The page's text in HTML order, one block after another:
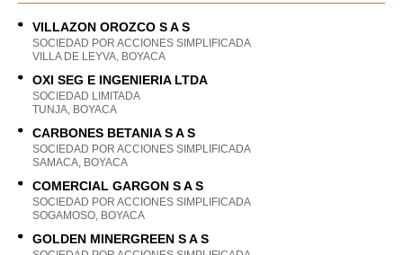
VILLAZON OROZCO S A S
SOCIEDAD POR ACCIONES SIMPLIFICADA
VILLA DE LEYVA, BOYACA
OXI SEG E INGENIERIA LTDA
SOCIEDAD LIMITADA
TUNJA, BOYACA
CARBONES BETANIA S A S
SOCIEDAD POR ACCIONES SIMPLIFICADA
SAMACA, BOYACA
COMERCIAL GARGON S A S
SOCIEDAD POR ACCIONES SIMPLIFICADA
SOGAMOSO, BOYACA
GOLDEN MINERGREEN S A S